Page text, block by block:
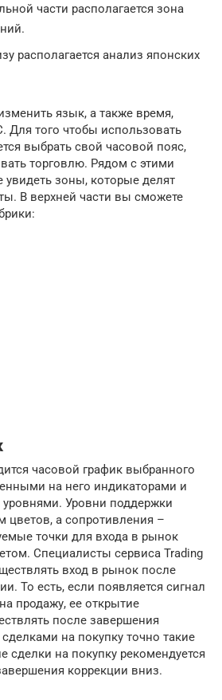
части располагается зона
располагается анализ японских
язык, а также время,
Для того чтобы использовать
выбрать свой часовой пояс,
торговлю. Рядом с этими
зоны, которые делят
В верхней части вы сможете
часовой график выбранного
на него индикаторами и
Уровни поддержки
цветов, а сопротивления –
точки для входа в рынок
Специалисты сервиса Trading
вход в рынок после
То есть, если появляется сигнал
продажу, ее открытие
после завершения
на покупку точно такие
сделки на покупку рекомендуется
коррекции вниз.